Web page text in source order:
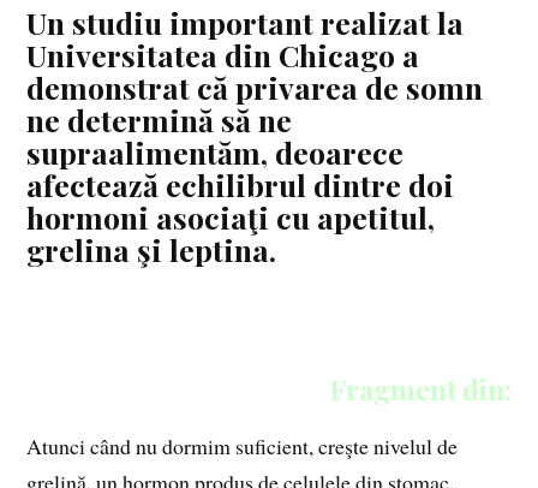
Un studiu important realizat la
Universitatea din Chicago a
demonstrat că privarea de somn
ne determină să ne
supraalimentăm, deoarece
afectează echilibrul dintre doi
hormoni asociaţi cu apetitul,
grelina şi leptina.
Fragment din:
Atunci când nu dormim suficient, creşte nivelul de
grelină, un hormon produs de celulele din stomac,